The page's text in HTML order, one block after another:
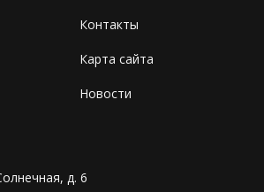
Контакты
Карта сайта
Новости
д. 6